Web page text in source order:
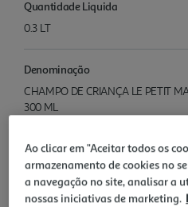
Quantidade Liquida
0.3 LT
Denominação
CHAMPO DE CRIANÇA LE PETIT
300 ML
Nome e Morada
Lagoas Park, Edificio 11
Ao clicar em "Aceitar todos os
armazenamento de cookies no
a navegação no site, analisar a
nossas iniciativas de marketing.